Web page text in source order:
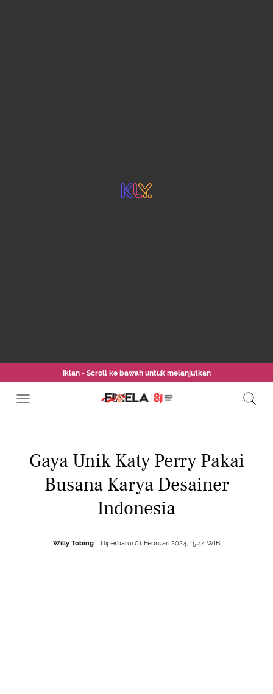
Iklan - Scroll ke bawah untuk melanjutkan
Gaya Unik Katy Perry Pakai
Busana Karya Desainer
Indonesia
Willy Tobing Diperbarui 01 Februari 2024, 15:44 WIB